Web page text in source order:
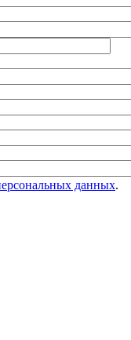
данных.